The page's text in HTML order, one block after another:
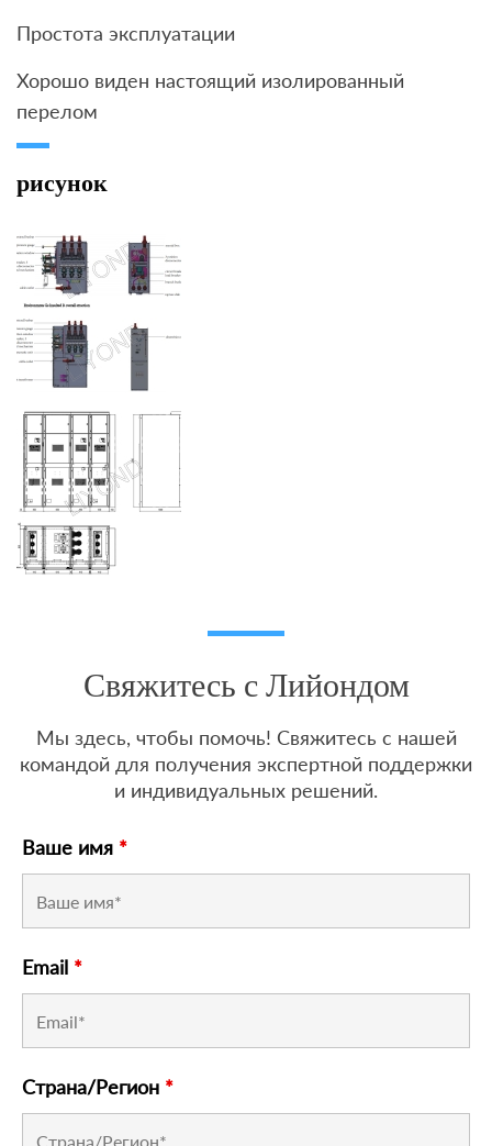
Простота эксплуатации
Хорошо виден настоящий изолированный
перелом
рисунок
Свяжитесь с Лийондом
Мы здесь, чтобы помочь! Свяжитесь с нашей
командой для получения экспертной поддержки
и индивидуальных решений.
Ваше имя *
Email *
Страна/Регион *